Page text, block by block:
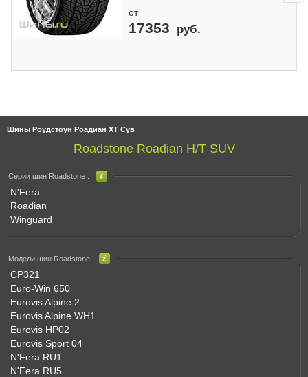
Шины Роудстоун Роадиан ХТ Сув
Roadstone Roadian H/T SUV
Серии шин Roadstone :
N'Fera
Roadian
Winguard
Модели шин Roadstone:
CP321
Euro-Win 650
Eurovis Alpine 2
Eurovis Alpine WH1
Eurovis HP02
Eurovis Sport 04
N'Fera RU1
N'Fera RU5
от
17353 руб.